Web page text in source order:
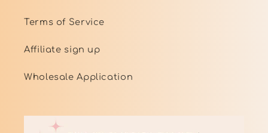
Terms of Service
Affiliate sign up
Wholesale Application